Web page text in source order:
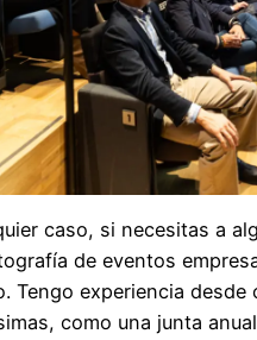
caso, si necesitas a
de eventos
Tengo experiencia desde
como una junta